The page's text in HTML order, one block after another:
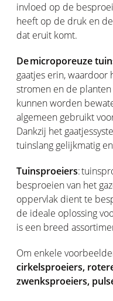
invloed op de
heeft op de druk en
dat eruit komt.
De microporeuze
gaatjes erin,
stromen en de
kunnen worden
algemeen gebruikt
Dankzij het
tuinslang gelijkmatig
Tuinsproeiers:
besproeien van het
oppervlak dient te
de ideale oplossing
is een breed
Om enkele
cirkelsproeiers,
zwenksproeiers,